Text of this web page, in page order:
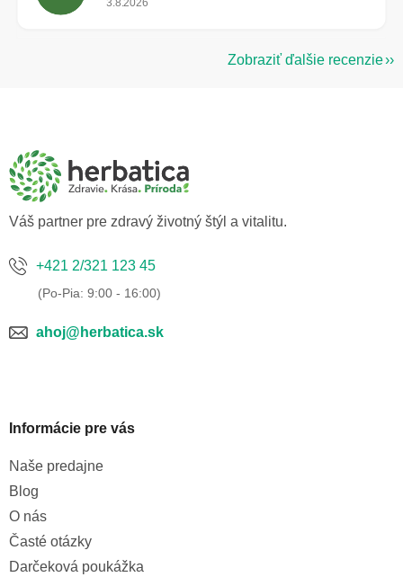
3.8.2026
Zobraziť ďalšie recenzie
Váš partner pre zdravý životný štýl a vitalitu.
+421 2/321 123 45
ahoj@herbatica.sk
Informácie pre vás
Naše predajne
Blog
O nás
Časté otázky
Darčeková poukážka